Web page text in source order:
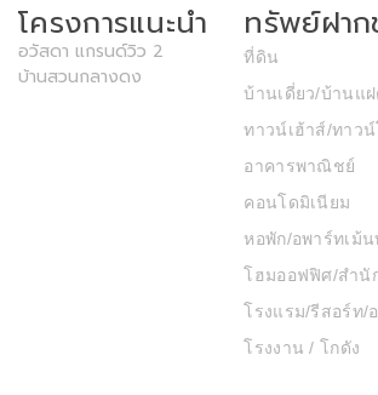
โครงการแนะนำ
อวัสดา แกรนด์วิว 2
บ้านสวนกลางดง
ทรัพย์ฝาก
ที่ดิน
บ้านเดี่ยว/บ้านแฝ
ทาวน์เฮ้าส์/ทาว
อาคารพาณิชย์
คอนโดมิเนียม
หอพัก/อพาร์ทเม้น
โฮมออฟฟิศ/สำนั
โรงแรม/รีสอร์ท/
โรงงาน / โกดัง